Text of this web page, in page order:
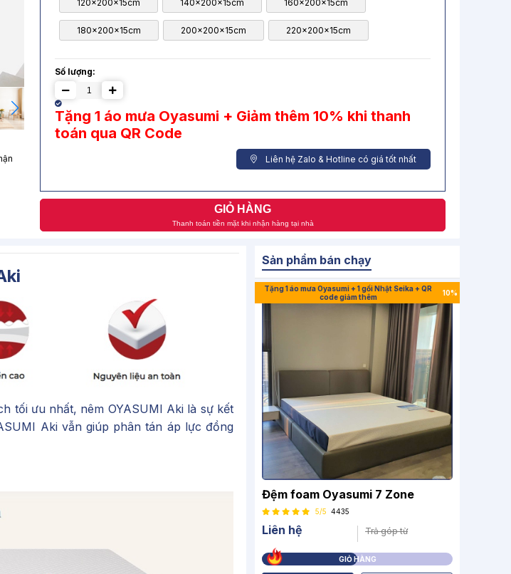
120x200x15cm 140x200x15cm 160x200x15cm
180x200x15cm 200x200x15cm 220x200x15cm
Số lượng:
Tặng 1 áo mưa Oyasumi + Giảm thêm 10% khi thanh
toán qua QR Code
Liên hệ Zalo & Hotline có giá tốt nhất
GIỎ HÀNG
Thanh toán tiền mặt khi nhận hàng tại nhà
tối ưu nhất, nêm OYASUMI Aki là sự kết
Aki vẫn giúp phân tán áp lực đồng
Sản phẩm bán chạy
Tặng 1 áo mưa Oyasumi + 1 gối Nhật Seika + QR
code giảm thêm
10%
Đệm foam Oyasumi 7 Zone
5/5 4435
Liên hệ Trả góp từ
GIỎ HÀNG